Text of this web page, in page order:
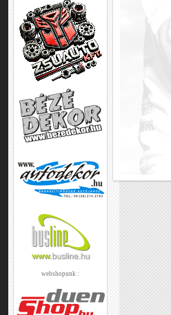
webshopunk :